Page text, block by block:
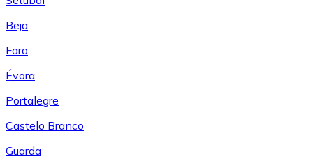
Beja
Faro
Évora
Portalegre
Castelo Branco
Guarda